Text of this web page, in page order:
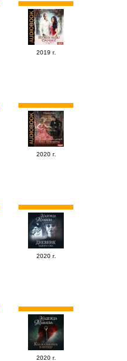
2019 г.
2020 г.
2020 г.
2020 г.